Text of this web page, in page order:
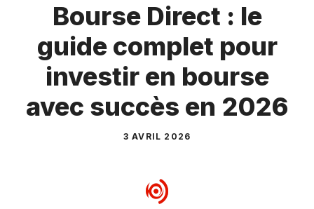
Bourse Direct : le
guide complet pour
investir en bourse
avec succès en 2026
3 AVRIL 2026